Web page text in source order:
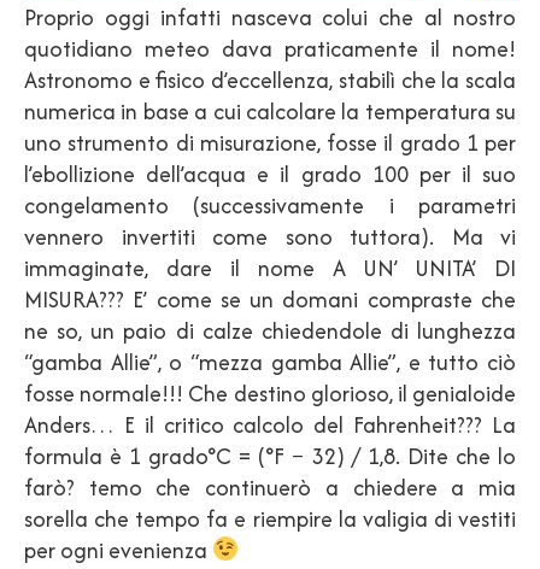
Proprio oggi infatti nasceva colui che al nostro
quotidiano meteo dava praticamente il nome!
Astronomo e fisico d’eccellenza, stabilì che la scala
numerica in base a cui calcolare la temperatura su
uno strumento di misurazione, fosse il grado 1 per
l’ebollizione dell’acqua e il grado 100 per il suo
congelamento (successivamente i parametri
vennero invertiti come sono tuttora). Ma vi
immaginate, dare il nome A UN’ UNITA’ DI
MISURA??? E’ come se un domani compraste che
ne so, un paio di calze chiedendole di lunghezza
“gamba Allie”, o “mezza gamba Allie”, e tutto ciò
fosse normale!!! Che destino glorioso, il genialoide
Anders… E il critico calcolo del Fahrenheit??? La
formula è 1 grado°C = (°F − 32) / 1,8. Dite che lo
farò? temo che continuerò a chiedere a mia
sorella che tempo fa e riempire la valigia di vestiti
per ogni evenienza